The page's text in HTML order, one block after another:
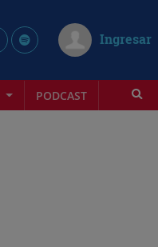
Ingresar
PODCAST